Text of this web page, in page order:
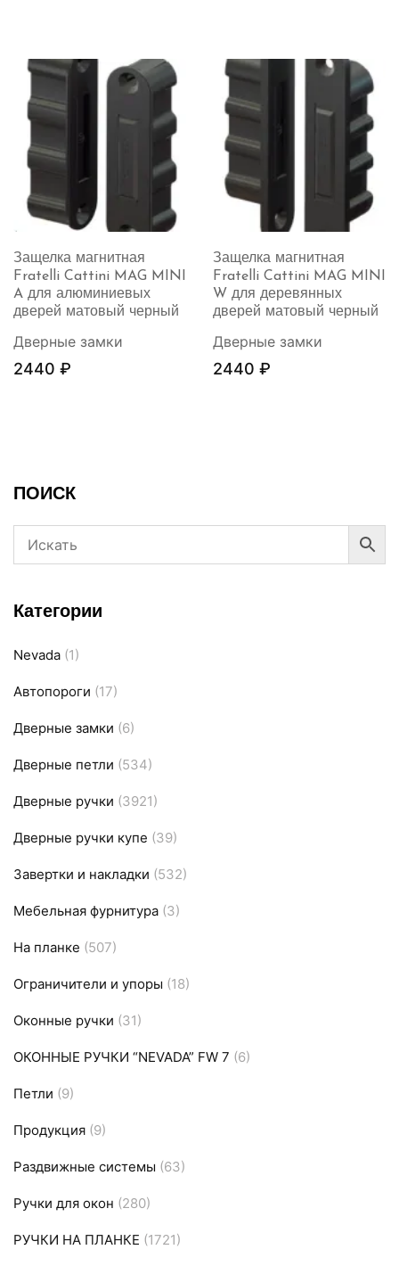
Защелка магнитная
Fratelli Cattini MAG MINI
A для алюминиевых
дверей матовый черный
Дверные замки
2440 ₽
Защелка магнитная
Fratelli Cattini MAG MINI
W для деревянных
дверей матовый черный
Дверные замки
2440 ₽
ПОИСК
Категории
Nevada (1)
Автопороги (17)
Дверные замки (6)
Дверные петли (534)
Дверные ручки (3921)
Дверные ручки купе (39)
Завертки и накладки (532)
Мебельная фурнитура (3)
На планке (507)
Ограничители и упоры (18)
Оконные ручки (31)
ОКОННЫЕ РУЧКИ “NEVADA” FW 7 (6)
Петли (9)
Продукция (9)
Раздвижные системы (63)
Ручки для окон (280)
РУЧКИ НА ПЛАНКЕ (1721)